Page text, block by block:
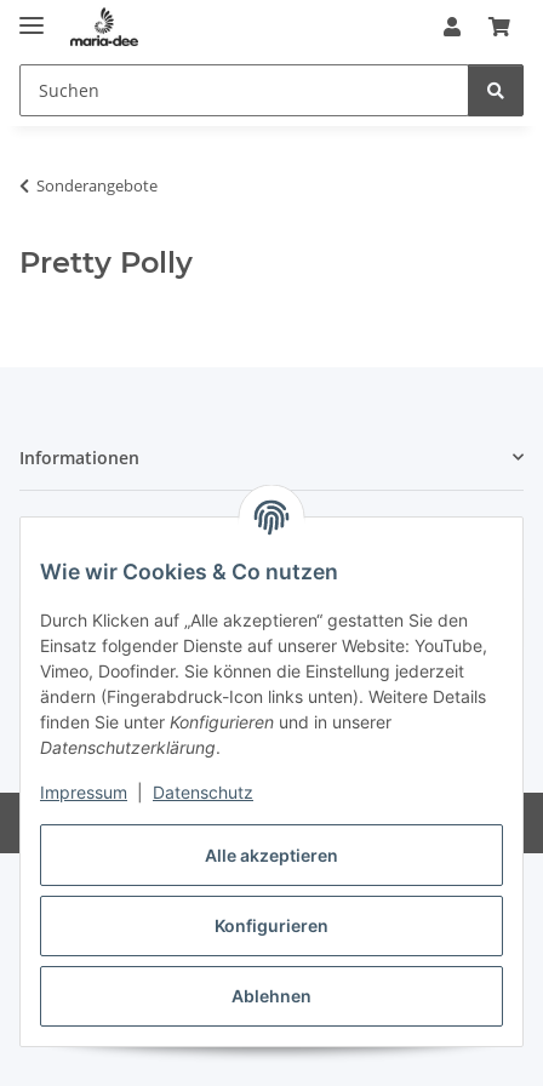
Alle akzeptieren
Konfigurieren
Ablehnen
Wie wir Cookies & Co nutzen
Durch Klicken auf „Alle akzeptieren“ gestatten Sie den
Einsatz folgender Dienste auf unserer Website: YouTube,
Vimeo, Doofinder. Sie können die Einstellung jederzeit
ändern (Fingerabdruck-Icon links unten). Weitere Details
finden Sie unter Konfigurieren und in unserer
Datenschutzerklärung.
Impressum Datenschutz
Sonderangebote
Pretty Polly
Informationen
Gesetzliche Informationen
Vertrag widerrufen
* Alle Preise inkl. gesetzlicher USt., zzgl.
Powered byJTL-Shop